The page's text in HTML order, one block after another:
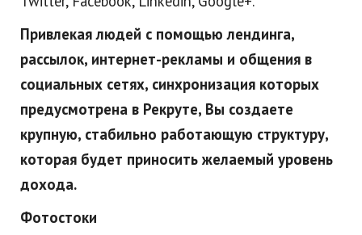
Привлекая людей с помощью лендинга,
рассылок, интернет-рекламы и общения в
социальных сетях, синхронизация которых
предусмотрена в Рекруте, Вы создаете
крупную, стабильно работающую структуру,
которая будет приносить желаемый уровень
дохода.
Фотостоки